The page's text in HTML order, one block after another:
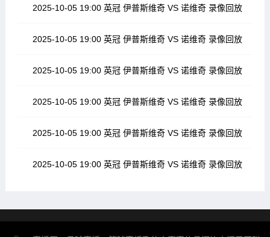
2025-10-05 19:00 英冠 伊普斯维奇 VS 诺维奇 录像回放
2025-10-05 19:00 英冠 伊普斯维奇 VS 诺维奇 录像回放
2025-10-05 19:00 英冠 伊普斯维奇 VS 诺维奇 录像回放
2025-10-05 19:00 英冠 伊普斯维奇 VS 诺维奇 录像回放
2025-10-05 19:00 英冠 伊普斯维奇 VS 诺维奇 录像回放
2025-10-05 19:00 英冠 伊普斯维奇 VS 诺维奇 录像回放